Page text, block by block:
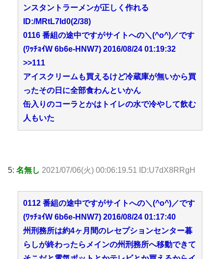
ンスタントラーメンが正しく作れる
ID:/MRtL7Id0(2/38)
0116 番組の途中ですがサイトへの＼(^o^)／です
(ﾜｯﾁｮｲW 6b6e-HNW7) 2016/08/24 01:19:32
>>111
アイスクリームも買えるけど冷蔵庫が無いから買
ったその日に全部食わんといかん
缶入りのコーラとかはトイレの水で冷やして飲む
人もいた
5: 名無し 2021/07/06(火) 00:06:19.51 ID:U7dX8RRgH
0112 番組の途中ですがサイトへの＼(^o^)／です
(ﾜｯﾁｮｲW 6b6e-HNW7) 2016/08/24 01:17:40
州刑務所は約4ヶ月間のレセプションセンター暮
らしが終わったらメインの州刑務所へ移動できて